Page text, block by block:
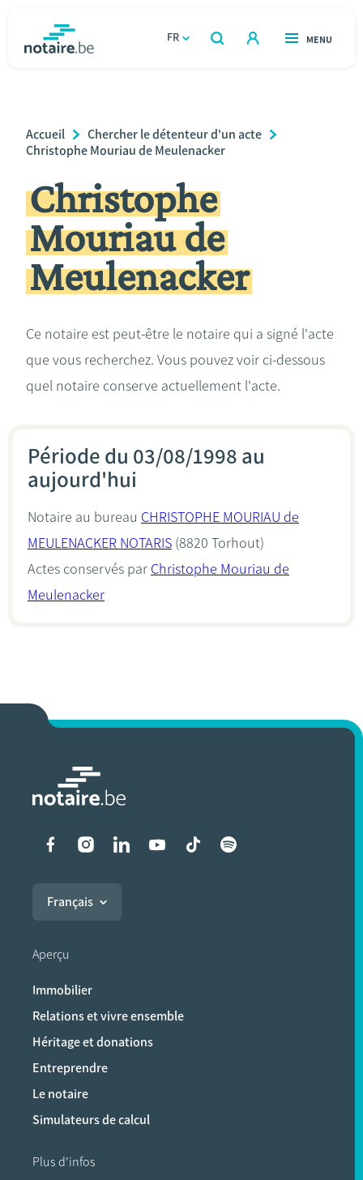
FR
OUVERT
RECHERCHER
OUVERT
MENU
Relations et vivre ensemble
Héritage et donations
Entreprendre
Le notaire
Calculateurs
Breadcrumb
Accueil
Chercher le détenteur d'un acte
Christophe Mouriau de Meulenacker
Christophe
Mouriau de
Meulenacker
Ce notaire est peut-être le notaire qui a signé l'acte
que vous recherchez. Vous pouvez voir ci-dessous
quel notaire conserve actuellement l'acte.
Période du 03/08/1998 au
aujourd'hui
Notaire au bureau CHRISTOPHE MOURIAU de
MEULENACKER NOTARIS (8820 Torhout)
Actes conservés par Christophe Mouriau de
Meulenacker
Liens vers les réseaux
Français
Aperçu
Immobilier
Relations et vivre ensemble
Héritage et donations
Entreprendre
Le notaire
Simulateurs de calcul
Plus d'infos